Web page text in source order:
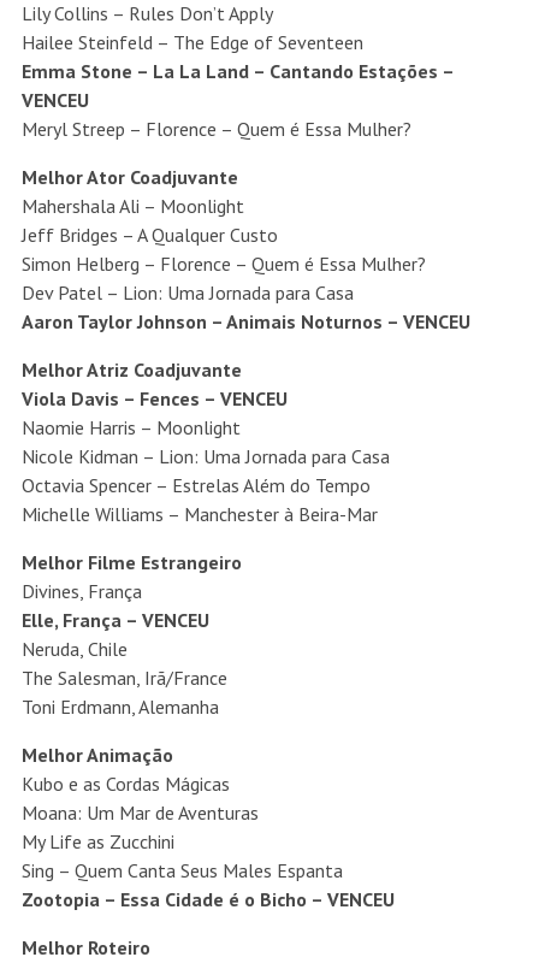
Lily Collins – Rules Don’t Apply
Hailee Steinfeld – The Edge of Seventeen
Emma Stone – La La Land – Cantando Estações –
VENCEU
Meryl Streep – Florence – Quem é Essa Mulher?
Melhor Ator Coadjuvante
Mahershala Ali – Moonlight
Jeff Bridges – A Qualquer Custo
Simon Helberg – Florence – Quem é Essa Mulher?
Dev Patel – Lion: Uma Jornada para Casa
Aaron Taylor Johnson – Animais Noturnos – VENCEU
Melhor Atriz Coadjuvante
Viola Davis – Fences – VENCEU
Naomie Harris – Moonlight
Nicole Kidman – Lion: Uma Jornada para Casa
Octavia Spencer – Estrelas Além do Tempo
Michelle Williams – Manchester à Beira-Mar
Melhor Filme Estrangeiro
Divines, França
Elle, França – VENCEU
Neruda, Chile
The Salesman, Irã/France
Toni Erdmann, Alemanha
Melhor Animação
Kubo e as Cordas Mágicas
Moana: Um Mar de Aventuras
My Life as Zucchini
Sing – Quem Canta Seus Males Espanta
Zootopia – Essa Cidade é o Bicho – VENCEU
Melhor Roteiro